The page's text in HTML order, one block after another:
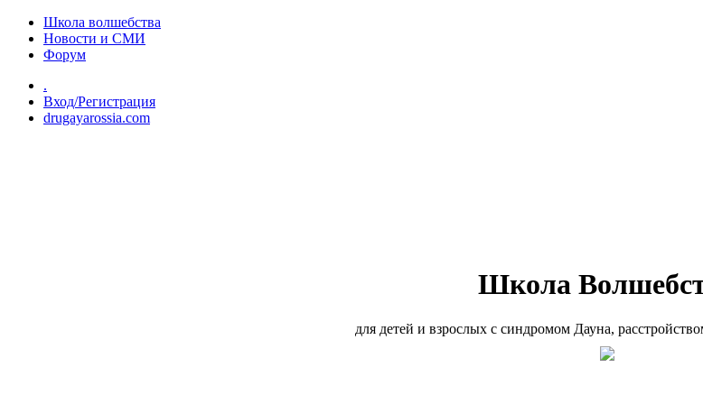
Перейти к основному содержанию
Школа волшебства
Новости и СМИ
Форум
.
Вход/Регистрация
drugayarossia.com
Школа
для детей и взрослых с синдромом Дауна,